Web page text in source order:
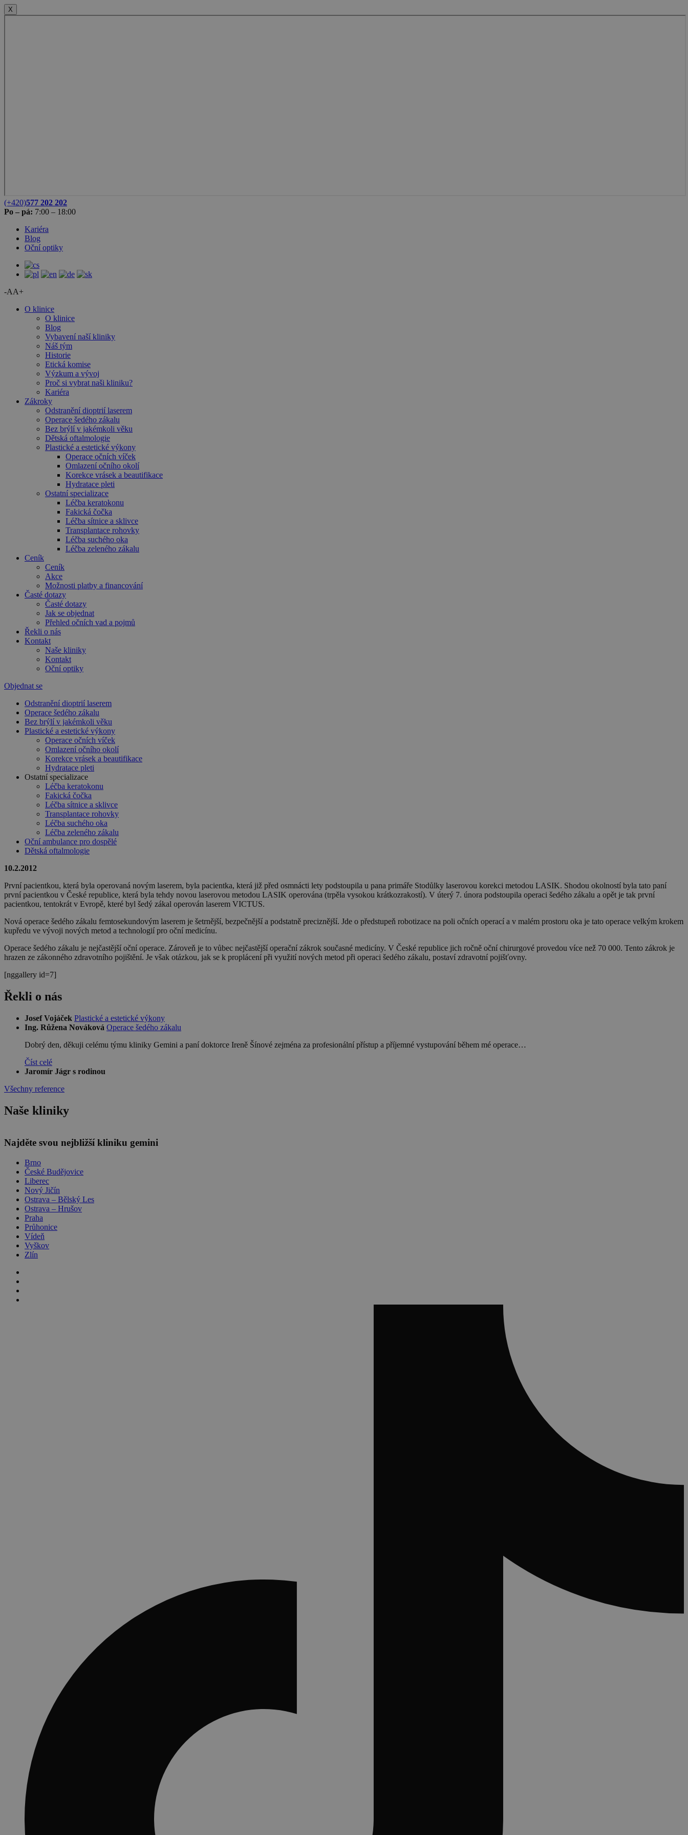
X
(+420)577 202 202
Po – pá: 7:00 – 18:00
Kariéra
Blog
Oční optiky
-AA+
O klinice
O klinice
Blog
Vybavení naší kliniky
Náš tým
Historie
Etická komise
Výzkum a vývoj
Proč si vybrat naši kliniku?
Kariéra
Zákroky
Odstranění dioptrií laserem
Operace šedého zákalu
Bez brýlí v jakémkoli věku
Dětská oftalmologie
Plastické a estetické výkony
Operace očních víček
Omlazení očního okolí
Korekce vrásek a beautifikace
Hydratace pleti
Ostatní specializace
Léčba keratokonu
Fakická čočka
Léčba sítnice a sklivce
Transplantace rohovky
Léčba suchého oka
Léčba zeleného zákalu
Ceník
Ceník
Akce
Možnosti platby a financování
Časté dotazy
Časté dotazy
Jak se objednat
Přehled očních vad a pojmů
Řekli o nás
Kontakt
Naše kliniky
Kontakt
Oční optiky
Objednat se
Odstranění dioptrií laserem
Operace šedého zákalu
Bez brýlí v jakémkoli věku
Plastické a estetické výkony
Operace očních víček
Omlazení očního okolí
Korekce vrásek a beautifikace
Hydratace pleti
Ostatní specializace
Léčba keratokonu
Fakická čočka
Léčba sítnice a sklivce
Transplantace rohovky
Léčba suchého oka
Léčba zeleného zákalu
Oční ambulance pro dospělé
Dětská oftalmologie
10.2.2012
První pacientkou, která byla operovaná novým laserem, byla pacientka, která již před osmnácti lety podstoupila u pana primáře Stodůlky laserovou korekci metodou LASIK. Shodou okolností byla tato paní
první pacientkou v České republice, která byla tehdy novou laserovou metodou LASIK operována (trpěla vysokou krátkozrakostí). V úterý 7. února podstoupila operaci šedého zákalu a opět je tak první
pacientkou, tentokrát v Evropě, které byl šedý zákal operován laserem VICTUS.
Nová operace šedého zákalu femtosekundovým laserem je šetrnější, bezpečnější a podstatně preciznější. Jde o předstupeň robotizace na poli očních operací a v malém prostoru oka je tato operace velkým krokem
kupředu ve vývoji nových metod a technologií pro oční medicínu.
Operace šedého zákalu je nejčastější oční operace. Zároveň je to vůbec nejčastější operační zákrok současné medicíny. V České republice jich ročně oční chirurgové provedou více než 70 000. Tento zákrok je
hrazen ze zákonného zdravotního pojištění. Je však otázkou, jak se k proplácení při využití nových metod při operaci šedého zákalu, postaví zdravotní pojišťovny.
[nggallery id=7]
Řekli o nás
Josef Vojáček Plastické a estetické výkony
Ing. Růžena Nováková Operace šedého zákalu
Dobrý den, děkuji celému týmu kliniky Gemini a paní doktorce Ireně Šínové zejména za profesionální přístup a příjemné vystupování během mé operace…
Číst celé
Jaromír Jágr s rodinou
Všechny reference
Naše kliniky
Najděte svou nejbližší kliniku gemini
Brno
České Budějovice
Liberec
Nový Jičín
Ostrava – Bělský Les
Ostrava – Hrušov
Praha
Průhonice
Vídeň
Vyškov
Zlín